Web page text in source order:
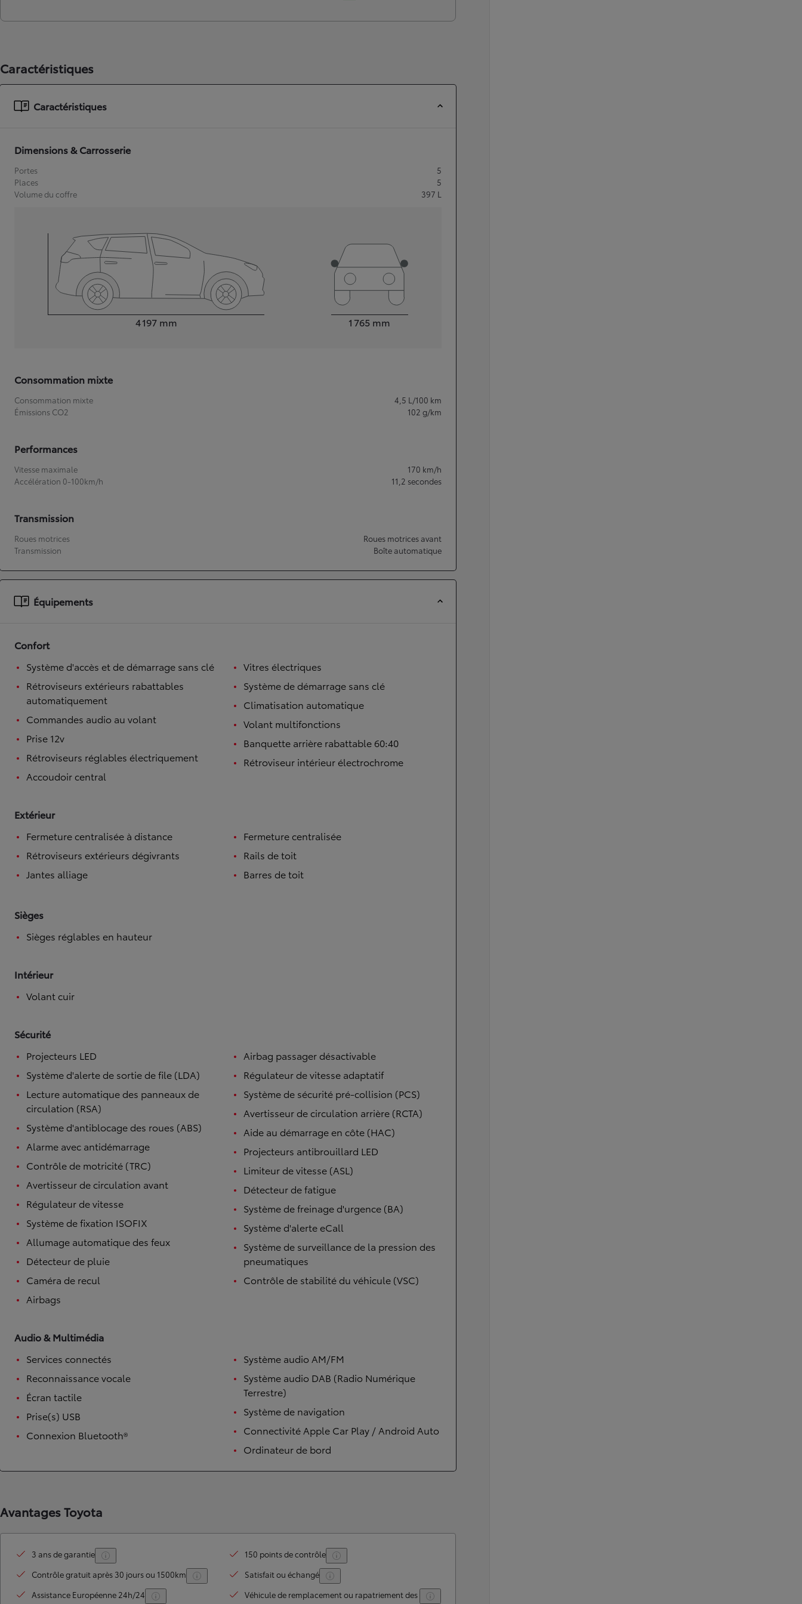
À partir de 19 700 €
Nouvelle Yaris Cross
HYBRIDE
Caractéristiques
Caractéristiques
Dimensions & Carrosserie
Portes
5
Places
5
Volume du coffre
397 L
4 197 mm 1 765 mm
Consommation mixte
Consommation mixte 4,5 L/100 km
Émissions CO2
102 g/km
Performances
Vitesse maximale 170 km/h
Accélération 0-100km/h
11,2 secondes
Transmission
Roues motrices
Roues motrices avant
Transmission
Boîte automatique
Équipements
Confort
Système d'accès et de démarrage sans clé
Rétroviseurs extérieurs rabattables
automatiquement
Commandes audio au volant
Prise 12v
Rétroviseurs réglables électriquement
Accoudoir central
Vitres électriques
Système de démarrage sans clé
Climatisation automatique
Volant multifonctions
Banquette arrière rabattable 60:40
Rétroviseur intérieur électrochrome
Extérieur
Fermeture centralisée à distance
Rétroviseurs extérieurs dégivrants
Jantes alliage
Fermeture centralisée
Rails de toit
Barres de toit
Sièges
Sièges réglables en hauteur
Intérieur
Volant cuir
Sécurité
Projecteurs LED
Système d'alerte de sortie de file (LDA)
Lecture automatique des panneaux de
circulation (RSA)
Système d'antiblocage des roues (ABS)
Alarme avec antidémarrage
Contrôle de motricité (TRC)
Avertisseur de circulation avant
Régulateur de vitesse
Système de fixation ISOFIX
Allumage automatique des feux
Détecteur de pluie
Caméra de recul
Airbags
Airbag passager désactivable
Régulateur de vitesse adaptatif
Système de sécurité pré-collision (PCS)
Avertisseur de circulation arrière (RCTA)
Aide au démarrage en côte (HAC)
Projecteurs antibrouillard LED
Limiteur de vitesse (ASL)
Détecteur de fatigue
Système de freinage d'urgence (BA)
Système d'alerte eCall
Système de surveillance de la pression des
pneumatiques
Contrôle de stabilité du véhicule (VSC)
Audio & Multimédia
Services connectés
Reconnaissance vocale
Écran tactile
Prise(s) USB
Connexion Bluetooth®
Système audio AM/FM
Système audio DAB (Radio Numérique
Terrestre)
Système de navigation
Connectivité Apple Car Play / Android Auto
Ordinateur de bord
Avantages Toyota
3 ans de garantie
150 points de contrôle
Contrôle gratuit après 30 jours ou 1500km
Satisfait ou échangé
Assistance Européenne 24h/24
Véhicule de remplacement ou rapatriement des